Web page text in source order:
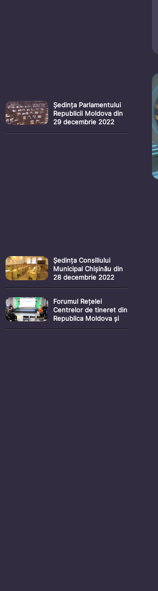
Ședința Parlamentului
Republicii Moldova din
29 decembrie 2022
Ședința Consiliului
Municipal Chișinău din
28 decembrie 2022
(partea 1)
Forumul Rețelei
Centrelor de tineret din
Republica Moldova și
decernarea Premiilor